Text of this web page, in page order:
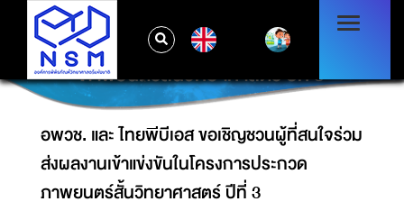
อพวช. และ ไทยพีบีเอส ขอเชิญชวนผู้ที่สนใจร่วม
ส่งผลงานเข้าแข่งขันในโครงการประกวด
ภาพยนตร์สั้นวิทยาศาสตร์ ปีที่ 3
อพวช. และ ไทยพีบีเอส ขอเชิญชวนผู้ที่สนใจร่วม
ส่งผลงานเข้าแข่งขันในโครงการประกวด
ภาพยนตร์สั้นวิทยาศาสตร์ ปีที่ 3